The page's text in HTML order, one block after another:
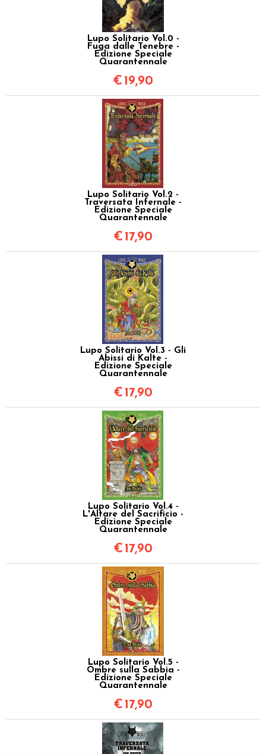
Lupo Solitario Vol.0 -
Fuga dalle Tenebre -
Edizione Speciale
Quarantennale
€ 19,90
Lupo Solitario Vol.2 -
Traversata Infernale -
Edizione Speciale
Quarantennale
€ 17,90
Lupo Solitario Vol.3 - Gli
Abissi di Kalte -
Edizione Speciale
Quarantennale
€ 17,90
Lupo Solitario Vol.4 -
L'Altare del Sacrificio -
Edizione Speciale
Quarantennale
€ 17,90
Lupo Solitario Vol.5 -
Ombre sulla Sabbia -
Edizione Speciale
Quarantennale
€ 17,90